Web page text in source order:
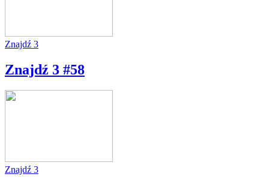
Znajdź 3
Znajdź 3 #58
Znajdź 3